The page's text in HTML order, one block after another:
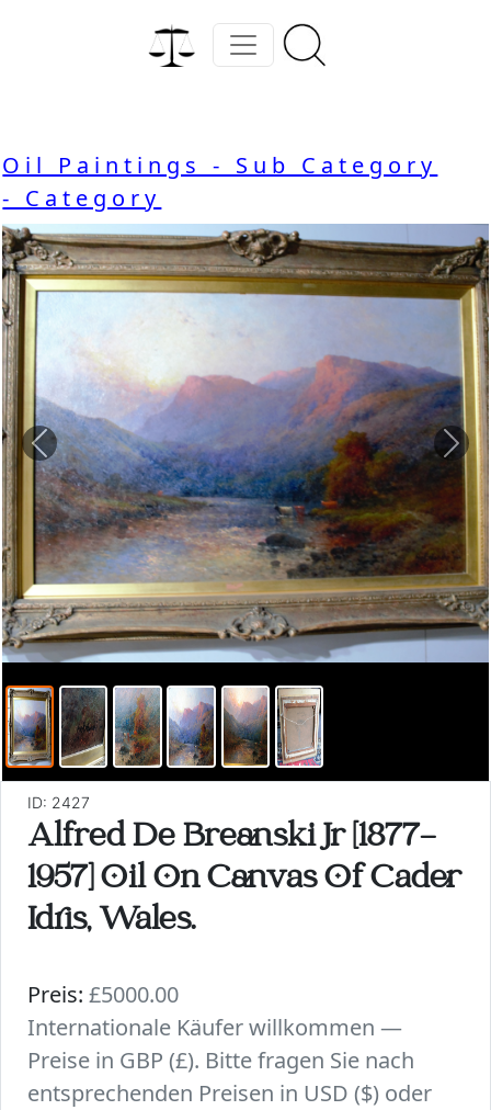
Oil Paintings - Sub Category
- Category
Previous
ID: 2427
Alfred De Breanski Jr [1877-
1957] Oil On Canvas Of Cader
Idris, Wales.
Preis: £5000.00
Internationale Käufer willkommen —
Preise in GBP (£). Bitte fragen Sie nach
entsprechenden Preisen in USD ($) oder